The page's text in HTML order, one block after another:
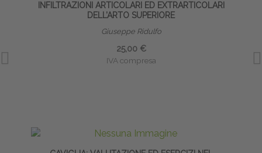
INFILTRAZIONI ARTICOLARI ED EXTRARTICOLARI
DELL’ARTO SUPERIORE
Giuseppe Ridulfo
25,00 €
IVA compresa